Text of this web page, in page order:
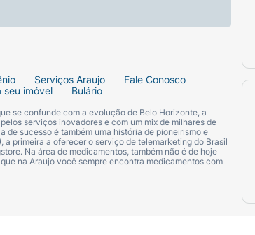
Serviços Araujo
Fale Conosco
seu imóvel Bulário
se confunde com a evolução de Belo Horizonte, a
serviços inovadores e com um mix de milhares de
de sucesso é também uma história de pioneirismo e
primeira a oferecer o serviço de telemarketing do Brasil
Na área de medicamentos, também não é de hoje
na Araujo você sempre encontra medicamentos com